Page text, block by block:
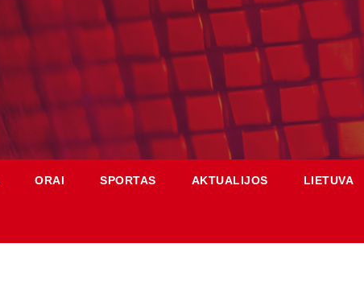
ORAI SPORTAS AKTUALIJOS LIETUVA